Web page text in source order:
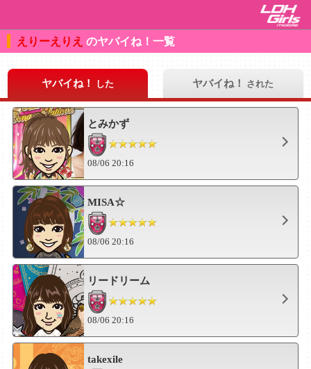
えりーえりえ のヤバイね！一覧
ヤバイね！ した ヤバイね！ された
とみかず
08/06 20:16
MISA☆
08/06 20:16
リードリーム
08/06 20:16
takexile